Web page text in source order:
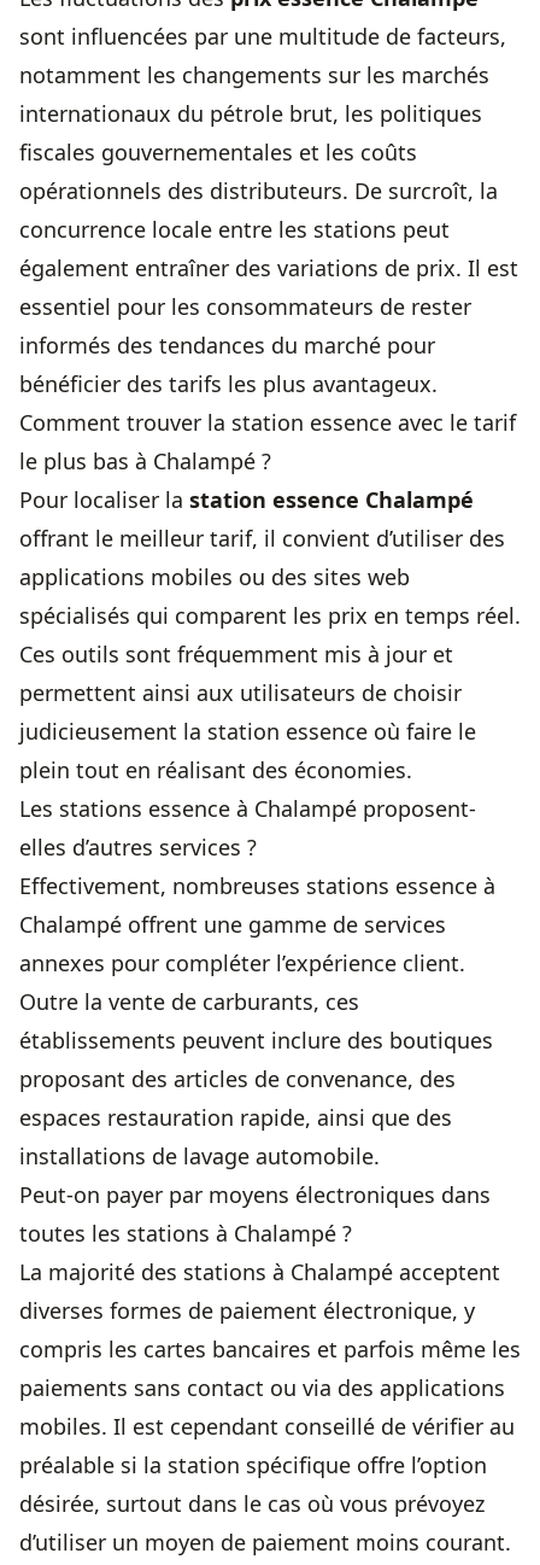
sont influencées par une multitude de facteurs,
notamment les changements sur les marchés
internationaux du pétrole brut, les politiques
fiscales gouvernementales et les coûts
opérationnels des distributeurs. De surcroît, la
concurrence locale entre les stations peut
également entraîner des variations de prix. Il est
essentiel pour les consommateurs de rester
informés des tendances du marché pour
bénéficier des tarifs les plus avantageux.
Comment trouver la station essence avec le tarif
le plus bas à Chalampé ?
Pour localiser la station essence Chalampé
offrant le meilleur tarif, il convient d’utiliser des
applications mobiles ou des sites web
spécialisés qui comparent les prix en temps réel.
Ces outils sont fréquemment mis à jour et
permettent ainsi aux utilisateurs de choisir
judicieusement la station essence où faire le
plein tout en réalisant des économies.
Les stations essence à Chalampé proposent-
elles d’autres services ?
Effectivement, nombreuses stations essence à
Chalampé offrent une gamme de services
annexes pour compléter l’expérience client.
Outre la vente de carburants, ces
établissements peuvent inclure des boutiques
proposant des articles de convenance, des
espaces restauration rapide, ainsi que des
installations de lavage automobile.
Peut-on payer par moyens électroniques dans
toutes les stations à Chalampé ?
La majorité des stations à Chalampé acceptent
diverses formes de paiement électronique, y
compris les cartes bancaires et parfois même les
paiements sans contact ou via des applications
mobiles. Il est cependant conseillé de vérifier au
préalable si la station spécifique offre l’option
désirée, surtout dans le cas où vous prévoyez
d’utiliser un moyen de paiement moins courant.